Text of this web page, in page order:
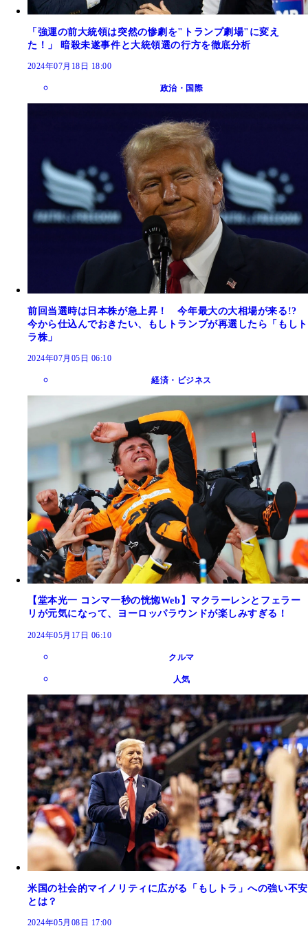
「強運の前大統領は突然の惨劇を"トランプ劇場"に変え
た！」 暗殺未遂事件と大統領選の行方を徹底分析
2024年07月18日 18:00
政治・国際
前回当選時は日本株が急上昇！ 今年最大の大相場が来る!?
今から仕込んでおきたい、もしトランプが再選したら「もしト
ラ株」
2024年07月05日 06:10
経済・ビジネス
【堂本光一 コンマ一秒の恍惚Web】マクラーレンとフェラー
リが元気になって、ヨーロッパラウンドが楽しみすぎる！
2024年05月17日 06:10
クルマ
人気
米国の社会的マイノリティに広がる「もしトラ」への強い不安
とは？
2024年05月08日 17:00